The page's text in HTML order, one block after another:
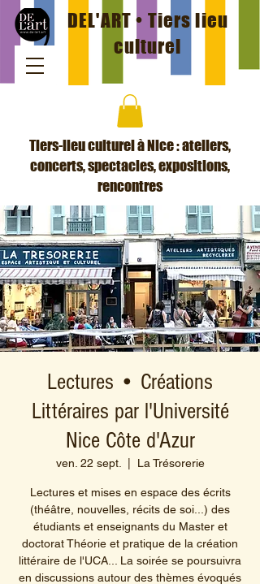
DEL'ART • Tiers lieu
culturel
Tiers-lieu culturel à Nice : ateliers,
concerts, spectacles, expositions,
rencontres
Lectures • Créations
Littéraires par l'Université
Nice Côte d'Azur
ven. 22 sept. La Trésorerie
Lectures et mises en espace des écrits
(théâtre, nouvelles, récits de soi...) des
étudiants et enseignants du Master et
doctorat Théorie et pratique de la création
littéraire de l'UCA... La soirée se poursuivra
en discussions autour des thèmes évoqués